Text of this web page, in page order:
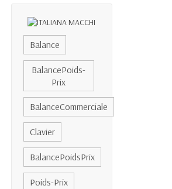
Balance
BalancePoids-
Prix
BalanceCommerciale
Clavier
BalancePoidsPrix
Poids-Prix